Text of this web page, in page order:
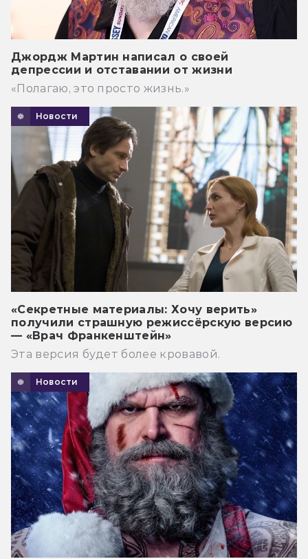
Джордж Мартин написал о своей
депрессии и отставании от жизни
«Полагаю, это просто жизнь.»
Новости
«Секретные материалы: Хочу верить»
получили страшную режиссёрскую версию
— «Врач Франкенштейн»
Эта версия будет более кровавой.
Новости